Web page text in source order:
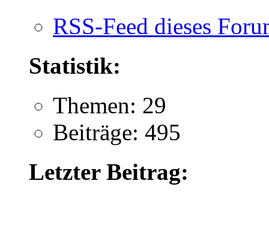
RSS-Feed dieses
Statistik:
Themen: 29
Beiträge: 495
Letzter Beitrag: